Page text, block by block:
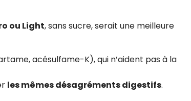
ou Light, sans sucre, serait une meilleure
acésulfame-K), qui n’aident pas à la
les mêmes désagréments digestifs.